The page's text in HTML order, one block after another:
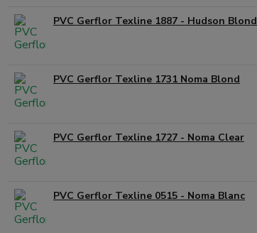
PVC Gerflor Texline 1887 - Hudson Blond
PVC Gerflor Texline 1731 Noma Blond
PVC Gerflor Texline 1727 - Noma Clear
PVC Gerflor Texline 0515 - Noma Blanc